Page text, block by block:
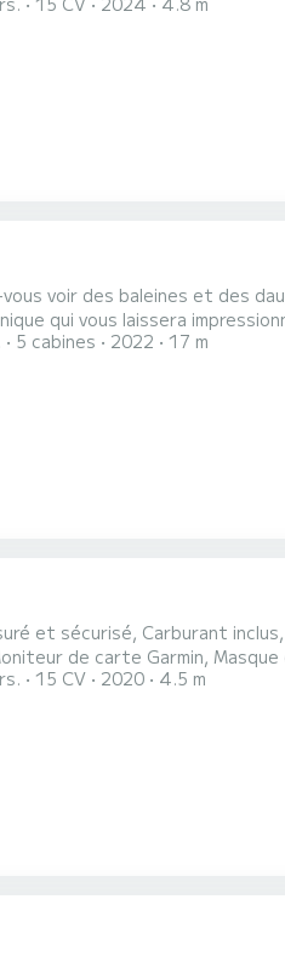
de 15 cv, d'un parasol,
sûre et inoubliable sur l'eau.
Vous pouvez nager et plonger dans des criques aux
vous sur le pont en
5 cabines 2022 17 m
et sécurisé, Carburant
de carte Garmin,
bateau ni de skipper.
15 CV 2020 4.5 m